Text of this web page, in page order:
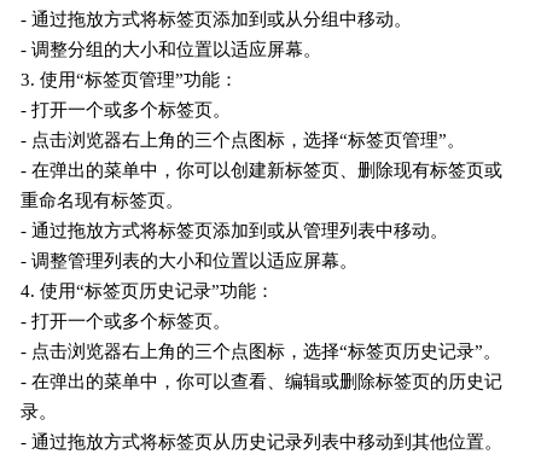
- 通过拖放方式将标签页添加到或从分组中移动。
- 调整分组的大小和位置以适应屏幕。
3. 使用“标签页管理”功能：
- 打开一个或多个标签页。
- 点击浏览器右上角的三个点图标，选择“标签页管理”。
- 在弹出的菜单中，你可以创建新标签页、删除现有标签页或
重命名现有标签页。
- 通过拖放方式将标签页添加到或从管理列表中移动。
- 调整管理列表的大小和位置以适应屏幕。
4. 使用“标签页历史记录”功能：
- 打开一个或多个标签页。
- 点击浏览器右上角的三个点图标，选择“标签页历史记录”。
- 在弹出的菜单中，你可以查看、编辑或删除标签页的历史记
录。
- 通过拖放方式将标签页从历史记录列表中移动到其他位置。